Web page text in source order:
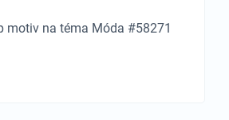
motiv na téma Móda #58271